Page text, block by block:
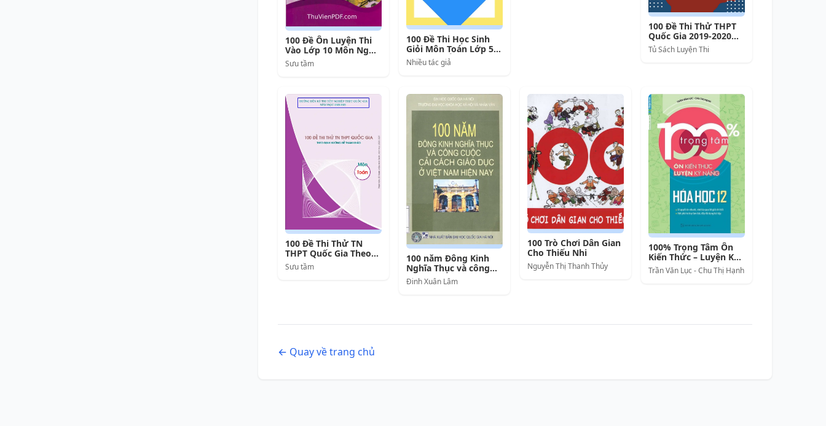
100 Đề Ôn Luyện Thi
Vào Lớp 10 Môn Ngữ
Văn
Sưu tầm
100 Đề Thi Học Sinh
Giỏi Môn Toán Lớp 5
Kèm Đáp Án
Nhiều tác giả
100 Đề Thi Thử THPT
Quốc Gia 2019-2020
Môn Vật Lí
Tủ Sách Luyện Thi
100 Đề Thi Thử TN
THPT Quốc Gia Theo
Định Hướng Đề Tham
Khảo Môn Toán Năm
Sưu tầm
100 năm Đông Kinh
Nghĩa Thục và công
cuộc cải cách giáo dục
Việt Nam hiện nay
Đinh Xuân Lâm
100 Trò Chơi Dân Gian
Cho Thiếu Nhi
Nguyễn Thị Thanh Thủy
100% Trọng Tâm Ôn
Kiến Thức – Luyện Kỹ
Năng Hóa Học 12
Trần Văn Lục - Chu Thị Hạnh
← Quay về trang chủ